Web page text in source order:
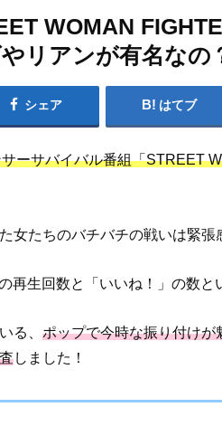
WOMAN
リアンが有名なの
シェア はてブ
ーサバイバル番組「STREET
女たちのバチバチの戦いは緊張
再生回数と「いいね！」の数と
る、 ポップで今時な振り付け
しました！